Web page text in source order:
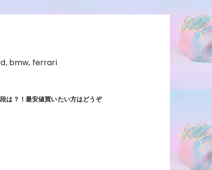
bmw, ferrari
は？！最安値買いたい方はどうぞ